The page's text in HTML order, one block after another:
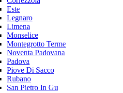
Este
Legnaro
Limena
Monselice
Montegrotto Terme
Noventa Padovana
Padova
Piove Di Sacco
Rubano
San Pietro In Gu